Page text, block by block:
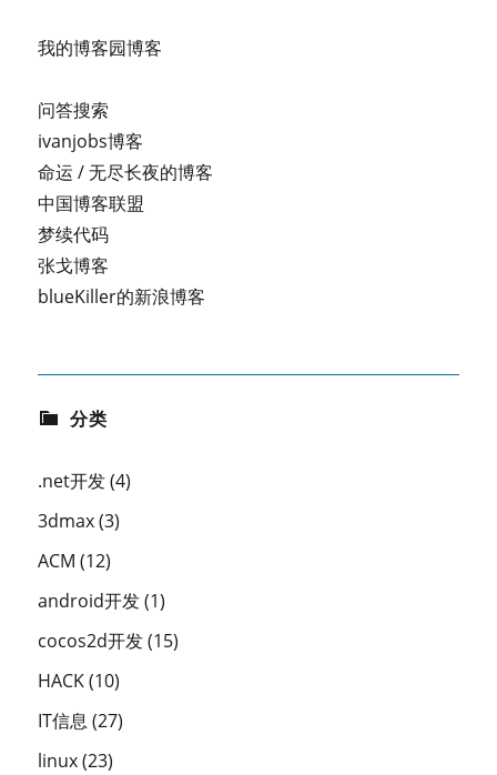
我的博客园博客
问答搜索
ivanjobs博客
命运 / 无尽长夜的博客
中国博客联盟
梦续代码
张戈博客
blueKiller的新浪博客
分类
.net开发(4)
3dmax(3)
ACM (12)
android开发(1)
cocos2d开发(15)
HACK(10)
IT信息 (27)
linux(23)